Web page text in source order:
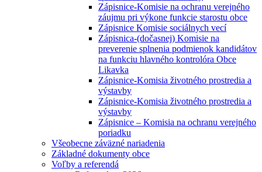
Zápisnice-Komisie na ochranu verejného
záujmu pri výkone funkcie starostu obce
Zápisnice Komisie sociálnych vecí
Zápisnica-(dočasnej) Komisie na
preverenie splnenia podmienok kandidátov
na funkciu hlavného kontrolóra Obce
Likavka
Zápisnice-Komisia životného prostredia a
výstavby
Zápisnice-Komisia životného prostredia a
výstavby
Zápisnice – Komisia na ochranu verejného
poriadku
Všeobecne záväzné nariadenia
Základné dokumenty obce
Voľby a referendá